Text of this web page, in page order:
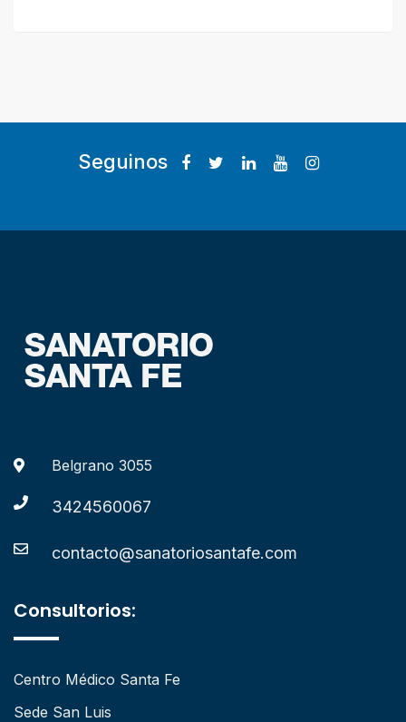
Seguinos
Belgrano 3055
3424560067
contacto@sanatoriosantafe.com
Consultorios:
Centro Médico Santa Fe
Sede San Luis